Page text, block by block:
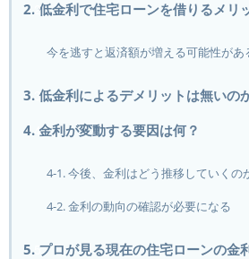
2. 低金利で住宅ローンを借りるメリ
今を逃すと返済額が増える可能性があ
3. 低金利によるデメリットは無いの
4. 金利が変動する要因は何？
4-1. 今後、金利はどう推移していくの
4-2. 金利の動向の確認が必要になる
5. プロが見る現在の住宅ローンの金